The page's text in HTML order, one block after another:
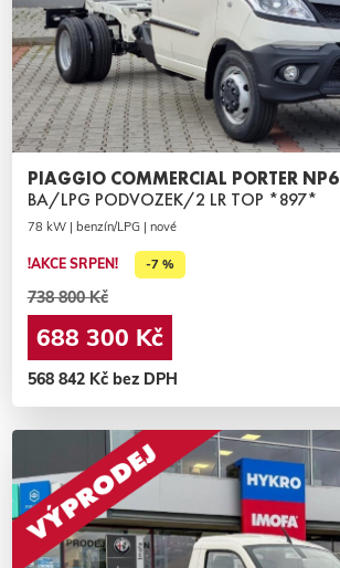
PIAGGIO COMMERCIAL PORTER NP6
BA/LPG PODVOZEK/2 LR TOP *897*
78 kW | benzín/LPG | nové
!AKCE SRPEN! -7 %
738 800 Kč
688 300 Kč
568 842 Kč bez DPH